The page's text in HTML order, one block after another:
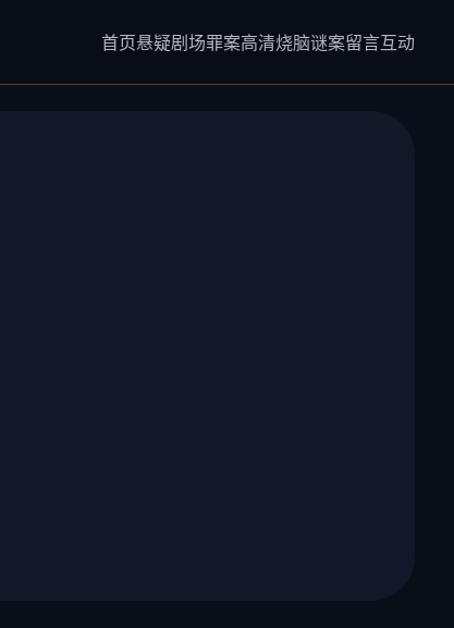
首页悬疑剧场罪案高清烧脑谜案留言互动